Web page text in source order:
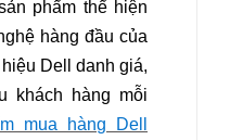
phẩm thể hiện
hàng đầu của
Dell danh giá,
khách hàng mỗi
mua hàng Dell